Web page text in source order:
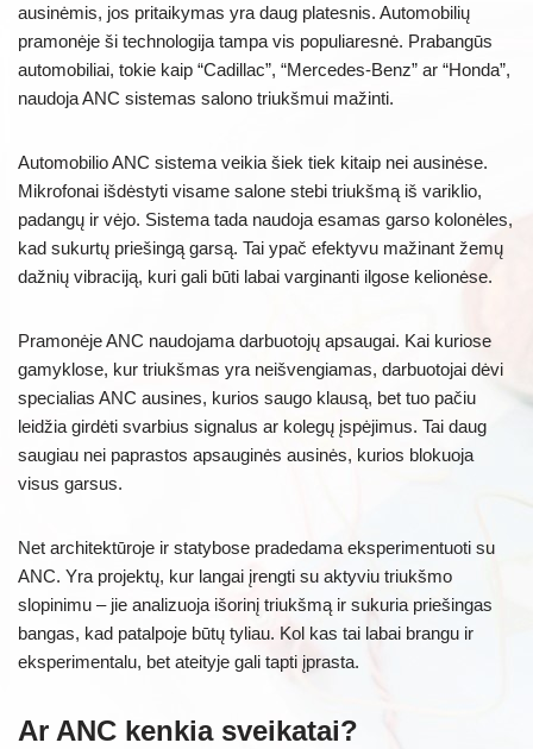
ausinėmis, jos pritaikymas yra daug platesnis. Automobilių
pramonėje ši technologija tampa vis populiaresnė. Prabangūs
automobiliai, tokie kaip “Cadillac”, “Mercedes-Benz” ar “Honda”,
naudoja ANC sistemas salono triukšmui mažinti.
Automobilio ANC sistema veikia šiek tiek kitaip nei ausinėse.
Mikrofonai išdėstyti visame salone stebi triukšmą iš variklio,
padangų ir vėjo. Sistema tada naudoja esamas garso kolonėles,
kad sukurtų priešingą garsą. Tai ypač efektyvu mažinant žemų
dažnių vibraciją, kuri gali būti labai varginanti ilgose kelionėse.
Pramonėje ANC naudojama darbuotojų apsaugai. Kai kuriose
gamyklose, kur triukšmas yra neišvengiamas, darbuotojai dėvi
specialias ANC ausines, kurios saugo klausą, bet tuo pačiu
leidžia girdėti svarbius signalus ar kolegų įspėjimus. Tai daug
saugiau nei paprastos apsauginės ausinės, kurios blokuoja
visus garsus.
Net architektūroje ir statybose pradedama eksperimentuoti su
ANC. Yra projektų, kur langai įrengti su aktyviu triukšmo
slopinimu – jie analizuoja išorinį triukšmą ir sukuria priešingas
bangas, kad patalpoje būtų tyliau. Kol kas tai labai brangu ir
eksperimentalu, bet ateityje gali tapti įprasta.
Ar ANC kenkia sveikatai?